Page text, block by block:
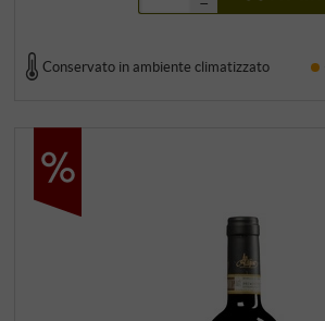
Conservato in ambiente climatizzato